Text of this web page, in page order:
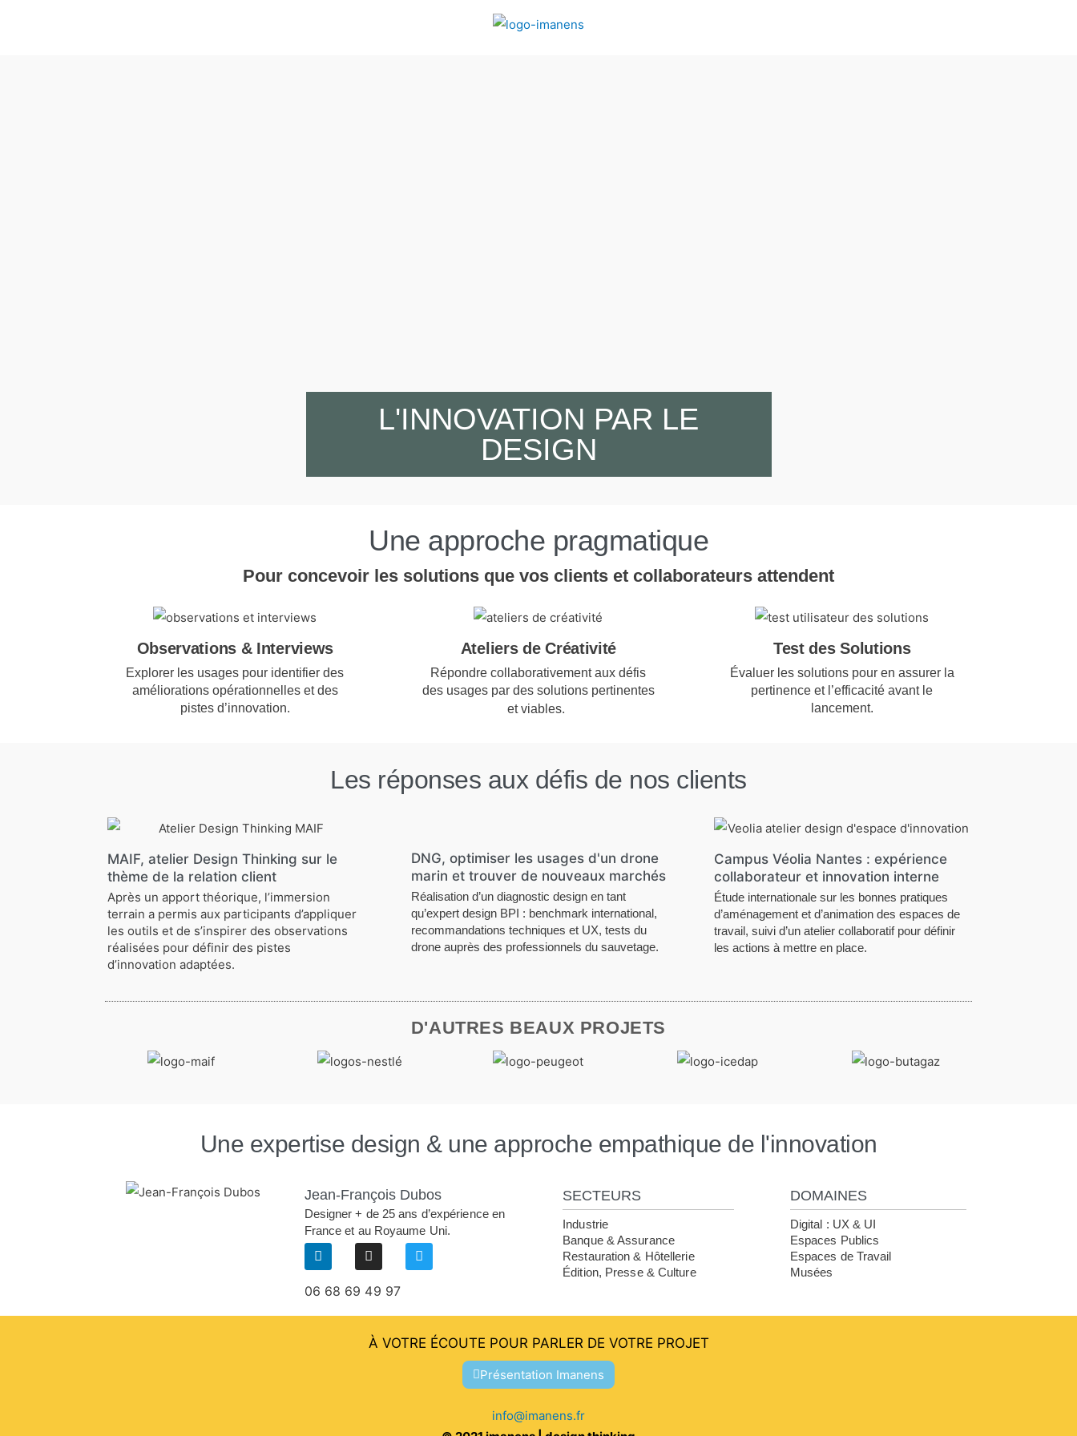
L'INNOVATION PAR LE
DESIGN
Une approche pragmatique
Pour concevoir les solutions que vos clients et collaborateurs attendent
Observations & Interviews
Explorer les usages pour identifier des
améliorations opérationnelles et des
pistes d’innovation.
Ateliers de Créativité​
Répondre collaborativement aux défis
des usages par des solutions pertinentes
et viables.
Test des Solutions
Évaluer les solutions pour en assurer la
pertinence et l’efficacité avant le
lancement.
Les réponses aux défis de nos clients
MAIF, atelier Design Thinking sur le
thème de la relation client
Après un apport théorique, l’immersion
terrain a permis aux participants d’appliquer
les outils et de s’inspirer des observations
réalisées pour définir des pistes
d’innovation adaptées.
DNG, optimiser les usages d'un drone
marin et trouver de nouveaux marchés
Réalisation d’un diagnostic design en tant
qu’expert design BPI : benchmark international,
recommandations techniques et UX, tests du
drone auprès des professionnels du sauvetage.
Campus Véolia Nantes : expérience
collaborateur et innovation interne
Étude internationale sur les bonnes pratiques
d’aménagement et d’animation des espaces de
travail, suivi d’un atelier collaboratif pour définir
les actions à mettre en place.
D'AUTRES BEAUX PROJETS
Une expertise design & une approche empathique de l'innovation
Jean-François Dubos
Designer + de 25 ans d’expérience en
France et au Royaume Uni.
L
i
n
k
d
I
n
s
t
g
a
T
w
i
e
06 68 69 49 97
SECTEURS
Industrie
Banque & Assurance
Restauration & Hôtellerie
Édition, Presse & Culture
DOMAINES
Digital : UX & UI
Espaces Publics
Espaces de Travail
Musées
À VOTRE ÉCOUTE POUR PARLER DE VOTRE PROJET
Présentation Imanens
info@imanens.fr